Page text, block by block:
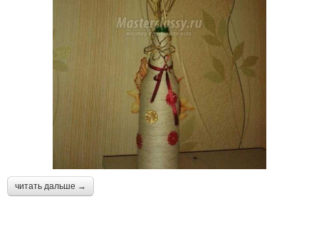
читать дальше →